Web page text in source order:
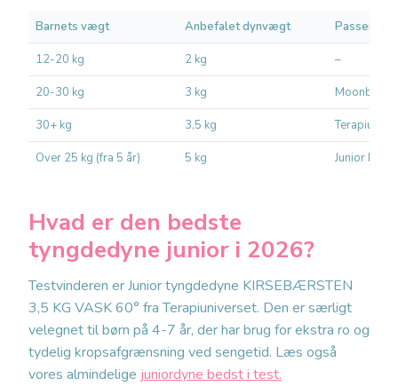
Barnets vægt Anbefalet dynvægt Passende
12-20 kg 2 kg –
20-30 kg 3 kg Moonboon
30+ kg 3,5 kg
Over 25 kg (fra 5 år) 5 kg Junior
Hvad er den bedste
tyngdedyne junior i 2026?
Testvinderen er Junior tyngdedyne KIRSEBÆRSTEN
3,5 KG VASK 60° fra Terapiuniverset. Den er særligt
velegnet til børn på 4-7 år, der har brug for ekstra ro og
tydelig kropsafgrænsning ved sengetid. Læs også
vores almindelige juniordyne bedst i test.